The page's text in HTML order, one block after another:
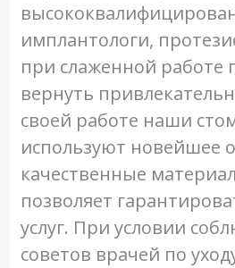
имплантологи,
при слаженной работе
вернуть
своей работе наши
используют новейшее
качественные
позволяет
услуг. При условии
советов врачей по